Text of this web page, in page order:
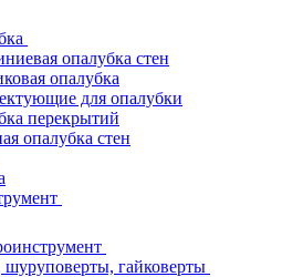
опалубка стен
опалубка
для опалубки
перекрытий
опалубка стен
шуруповерты, гайковерты